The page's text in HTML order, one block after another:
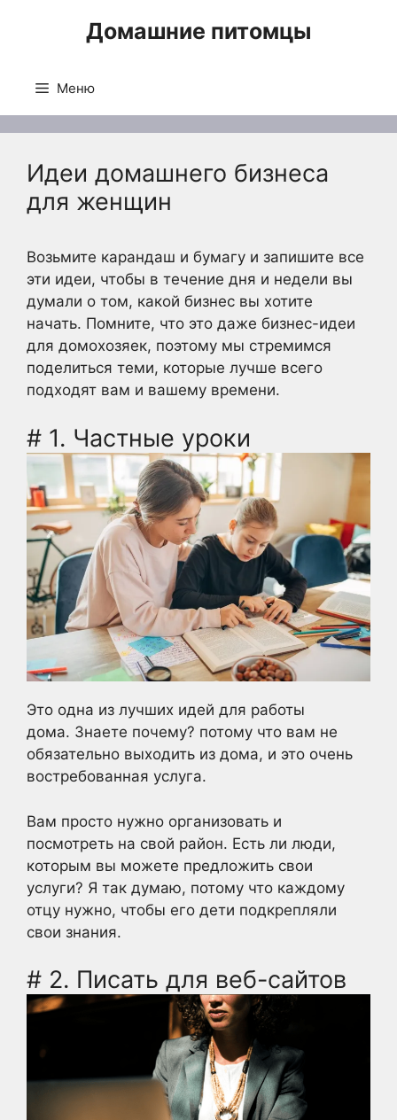
Домашние питомцы
Меню
Идеи домашнего бизнеса
для женщин
Возьмите карандаш и бумагу и запишите все
эти идеи, чтобы в течение дня и недели вы
думали о том, какой бизнес вы хотите
начать. Помните, что это даже бизнес-идеи
для домохозяек, поэтому мы стремимся
поделиться теми, которые лучше всего
подходят вам и вашему времени.
# 1. Частные уроки
Это одна из лучших идей для работы
дома. Знаете почему? потому что вам не
обязательно выходить из дома, и это очень
востребованная услуга.
Вам просто нужно организовать и
посмотреть на свой район. Есть ли люди,
которым вы можете предложить свои
услуги? Я так думаю, потому что каждому
отцу нужно, чтобы его дети подкрепляли
свои знания.
# 2. Писать для веб-сайтов